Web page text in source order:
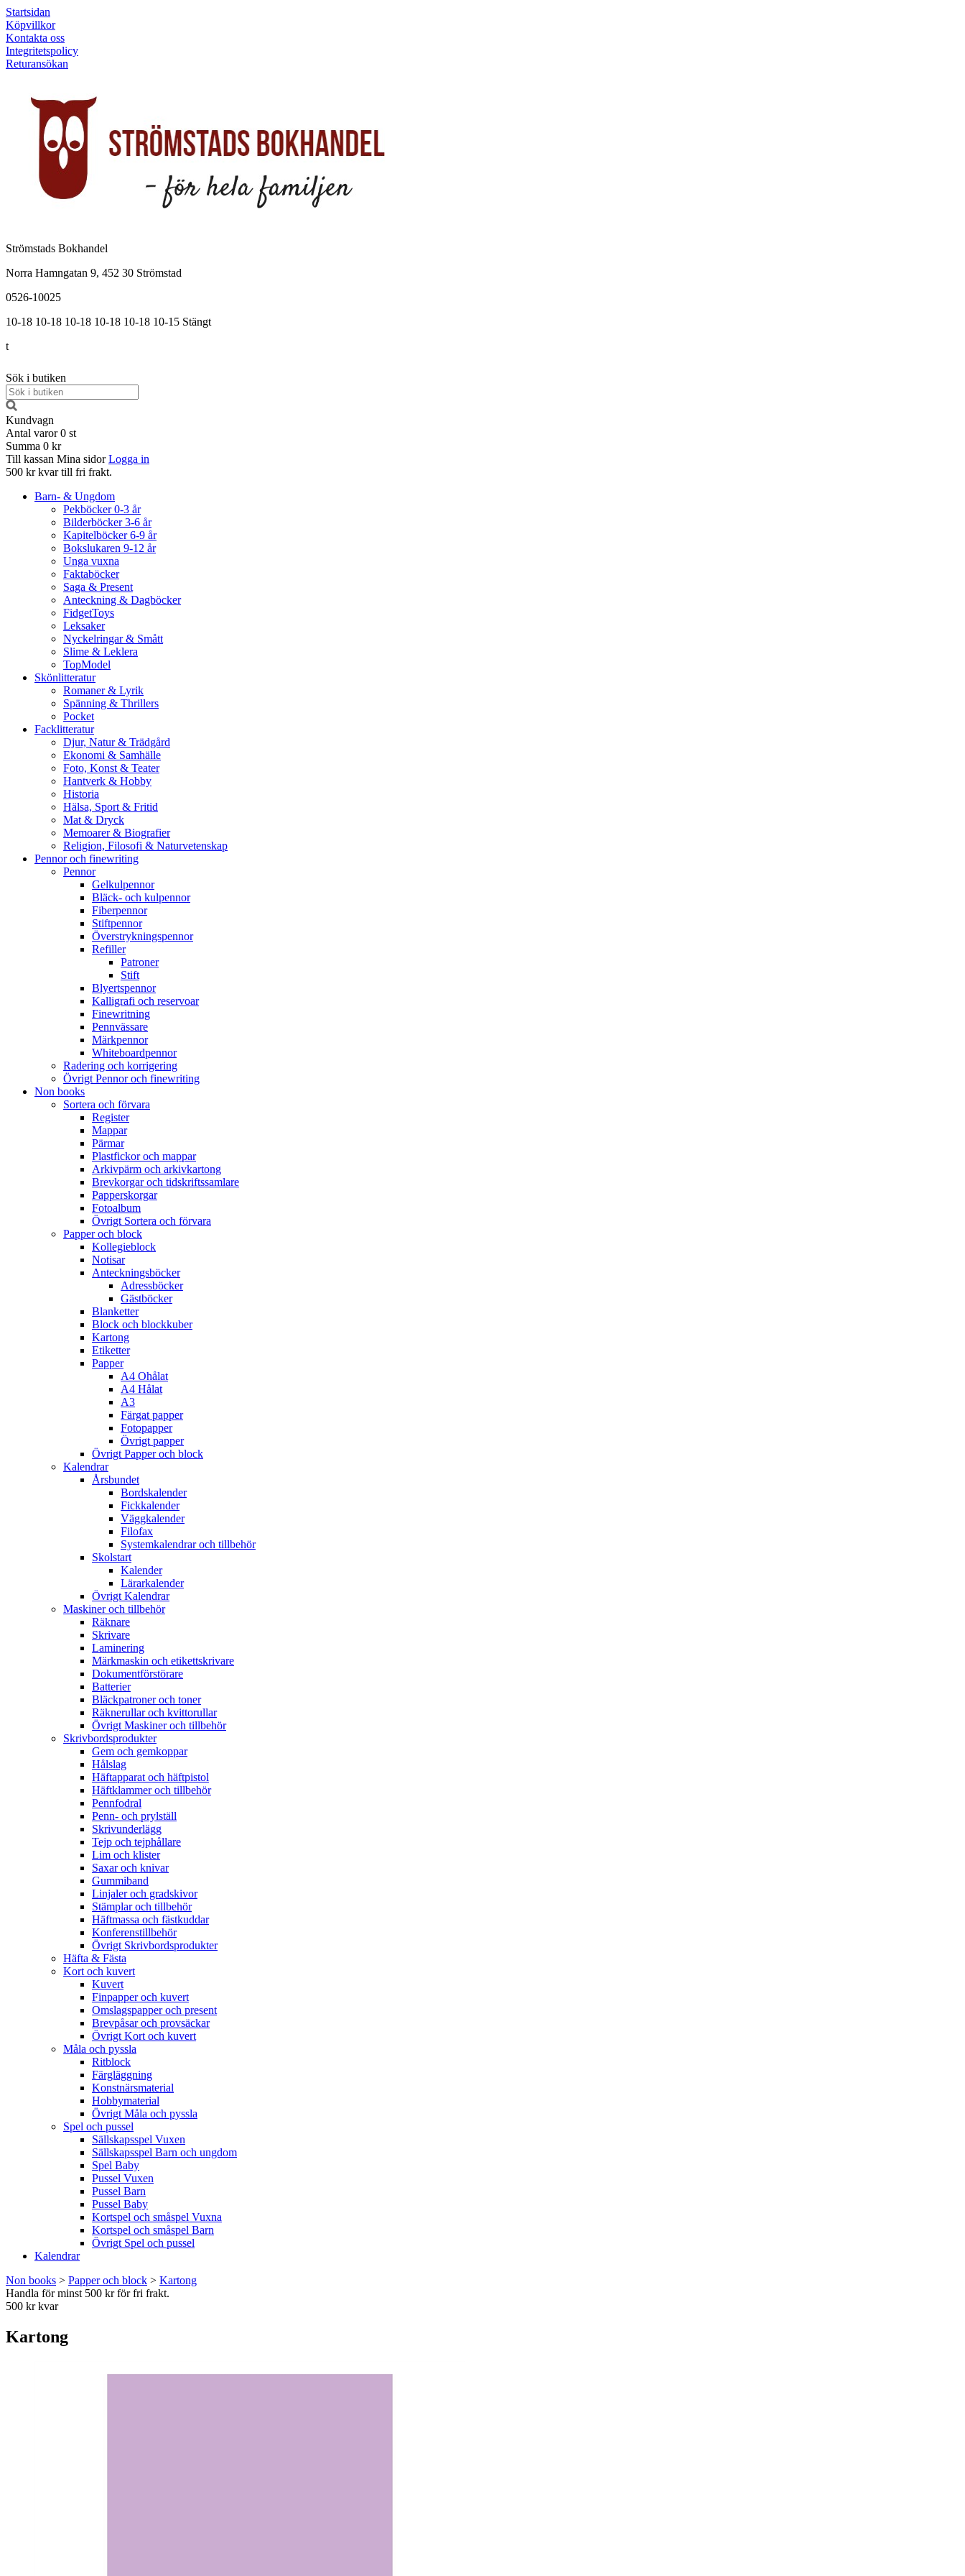
Startsidan
Köpvillkor
Kontakta oss
Integritetspolicy
Returansökan
Strömstads Bokhandel
Norra Hamngatan 9, 452 30 Strömstad
0526-10025
10-18 10-18 10-18 10-18 10-18 10-15 Stängt
t
Sök i butiken
Kundvagn
Antal varor 0 st
Summa 0 kr
Till kassan Mina sidor Logga in
500 kr kvar till fri frakt.
Barn- & Ungdom
Pekböcker 0-3 år
Bilderböcker 3-6 år
Kapitelböcker 6-9 år
Bokslukaren 9-12 år
Unga vuxna
Faktaböcker
Saga & Present
Anteckning & Dagböcker
FidgetToys
Leksaker
Nyckelringar & Smått
Slime & Leklera
TopModel
Skönlitteratur
Romaner & Lyrik
Spänning & Thrillers
Pocket
Facklitteratur
Djur, Natur & Trädgård
Ekonomi & Samhälle
Foto, Konst & Teater
Hantverk & Hobby
Historia
Hälsa, Sport & Fritid
Mat & Dryck
Memoarer & Biografier
Religion, Filosofi & Naturvetenskap
Pennor och finewriting
Pennor
Gelkulpennor
Bläck- och kulpennor
Fiberpennor
Stiftpennor
Överstrykningspennor
Refiller
Patroner
Stift
Blyertspennor
Kalligrafi och reservoar
Finewritning
Pennvässare
Märkpennor
Whiteboardpennor
Radering och korrigering
Övrigt Pennor och finewriting
Non books
Sortera och förvara
Register
Mappar
Pärmar
Plastfickor och mappar
Arkivpärm och arkivkartong
Brevkorgar och tidskriftssamlare
Papperskorgar
Fotoalbum
Övrigt Sortera och förvara
Papper och block
Kollegieblock
Notisar
Anteckningsböcker
Adressböcker
Gästböcker
Blanketter
Block och blockkuber
Kartong
Etiketter
Papper
A4 Ohålat
A4 Hålat
A3
Färgat papper
Fotopapper
Övrigt papper
Övrigt Papper och block
Kalendrar
Årsbundet
Bordskalender
Fickkalender
Väggkalender
Filofax
Systemkalendrar och tillbehör
Skolstart
Kalender
Lärarkalender
Övrigt Kalendrar
Maskiner och tillbehör
Räknare
Skrivare
Laminering
Märkmaskin och etikettskrivare
Dokumentförstörare
Batterier
Bläckpatroner och toner
Räknerullar och kvittorullar
Övrigt Maskiner och tillbehör
Skrivbordsprodukter
Gem och gemkoppar
Hålslag
Häftapparat och häftpistol
Häftklammer och tillbehör
Pennfodral
Penn- och prylställ
Skrivunderlägg
Tejp och tejphållare
Lim och klister
Saxar och knivar
Gummiband
Linjaler och gradskivor
Stämplar och tillbehör
Häftmassa och fästkuddar
Konferenstillbehör
Övrigt Skrivbordsprodukter
Häfta & Fästa
Kort och kuvert
Kuvert
Finpapper och kuvert
Omslagspapper och present
Brevpåsar och provsäckar
Övrigt Kort och kuvert
Måla och pyssla
Ritblock
Färgläggning
Konstnärsmaterial
Hobbymaterial
Övrigt Måla och pyssla
Spel och pussel
Sällskapsspel Vuxen
Sällskapsspel Barn och ungdom
Spel Baby
Pussel Vuxen
Pussel Barn
Pussel Baby
Kortspel och småspel Vuxna
Kortspel och småspel Barn
Övrigt Spel och pussel
Kalendrar
Non books > Papper och block > Kartong
Handla för minst 500 kr för fri frakt.
500 kr kvar
Kartong